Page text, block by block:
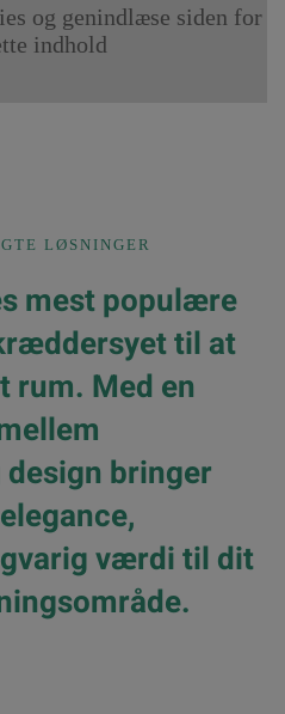
og genindlæse siden for
indhold
LØSNINGER
mestpopulære
til at
rum. Med en
bringer
elegance,
værditil dit